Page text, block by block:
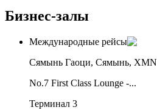
Бизнес-залы
Международные рейсы
Сямынь Гаоци, Сямынь, XMN
No.7 First Class Lounge -...
Терминал 3